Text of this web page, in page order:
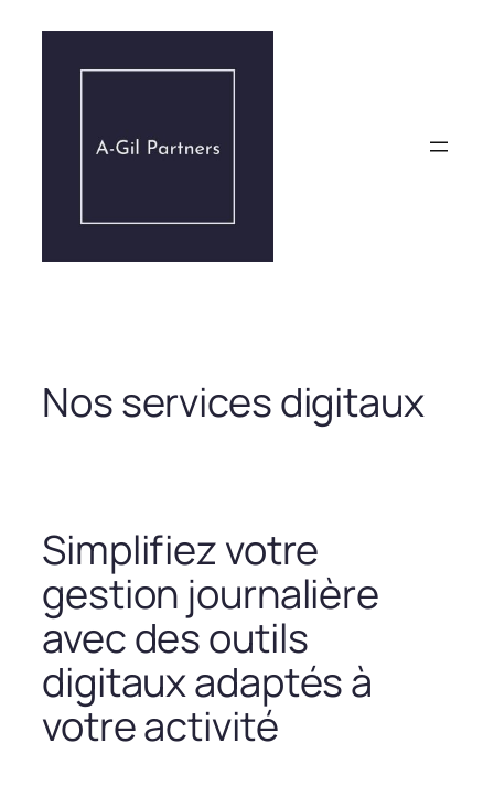
contenu
Nos services digitaux
Simplifiez votre
gestion journalière
avec des outils
digitaux adaptés à
votre activité